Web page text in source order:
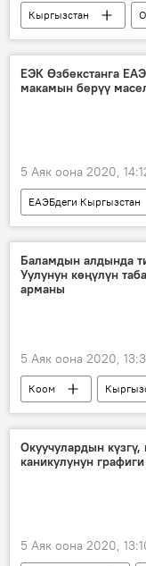
Кыргызстан
сот
өкүм
Коом
ЕЭК Өзбекстанга
макамын берүү
5 Аяк оона 2020,
ЕАЭБдеги Кыргызстан
Саясат
Азия
Өзбекстан
Баламдын алдында
Уулунун көңүлүн
арманы
5 Аяк оона 2020,
Коом
апа
ата-эне
чоң ата
чоң
Психолог менен
Окуучулардын
каникулунун
5 Аяк оона 2020,